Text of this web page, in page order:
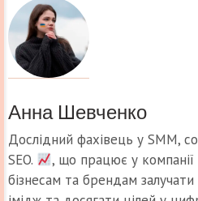
Анна Шевченко
Дослідний фахівець у SMM,
SEO.
, що працює у
бізнесам та брендам